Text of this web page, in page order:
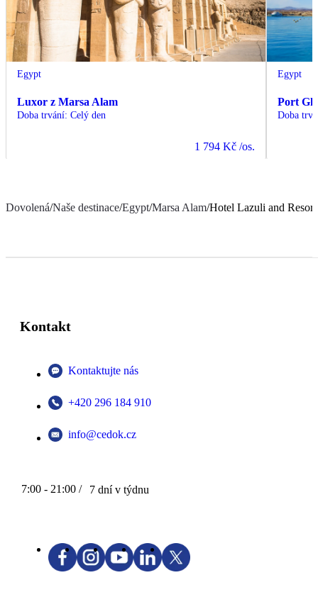
Egypt
Luxor z Marsa Alam
Doba trvání: Celý den
1 794 Kč /os.
Egypt
Port
Doba
Dovolená/Naše destinace/Egypt/Marsa Alam/Hotel Lazuli and Resort
Kontakt
Kontaktujte nás
+420 296 184 910
info@cedok.cz
7:00 - 21:00 / 7 dní v týdnu